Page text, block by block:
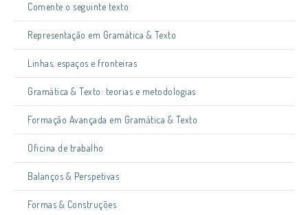
Comente o seguinte texto
Representação em Gramática & Texto
Linhas, espaços e fronteiras
Gramática & Texto: teorias e metodologias
Formação Avançada em Gramática & Texto
Oficina de trabalho
Balanços & Perspetivas
Formas & Construções